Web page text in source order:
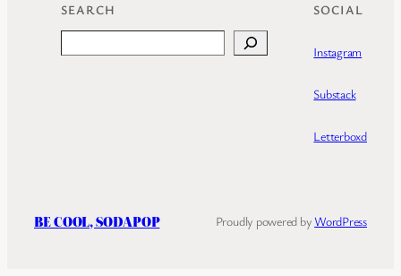
SEARCH SOCIAL
Instagram
Substack
Letterboxd
BE COOL, SODAPOP Proudly powered byWordPress